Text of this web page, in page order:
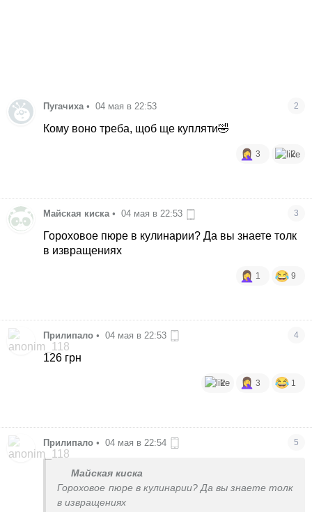
Пугачиха • 04 мая в 22:53 2
Кому воно треба, щоб ще купляти🤣
3 2
Майская киска • 04 мая в 22:53 3
Гороховое пюре в кулинарии? Да вы знаете толк
в извращениях
1 9
Прилипало • 04 мая в 22:53 4
126 грн
2 3 1
Прилипало • 04 мая в 22:54 5
Майская киска
Гороховое пюре в кулинарии? Да вы знаете толк
в извращениях